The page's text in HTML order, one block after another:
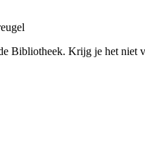
Bibliotheek. Krijg je het niet